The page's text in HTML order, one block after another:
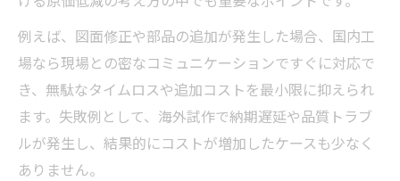
例えば、図面修正や部品の追加が発生した場合、国内工
場なら現場との密なコミュニケーションですぐに対応で
き、無駄なタイムロスや追加コストを最小限に抑えられ
ます。失敗例として、海外試作で納期遅延や品質トラブ
ルが発生し、結果的にコストが増加したケースも少なく
ありません。